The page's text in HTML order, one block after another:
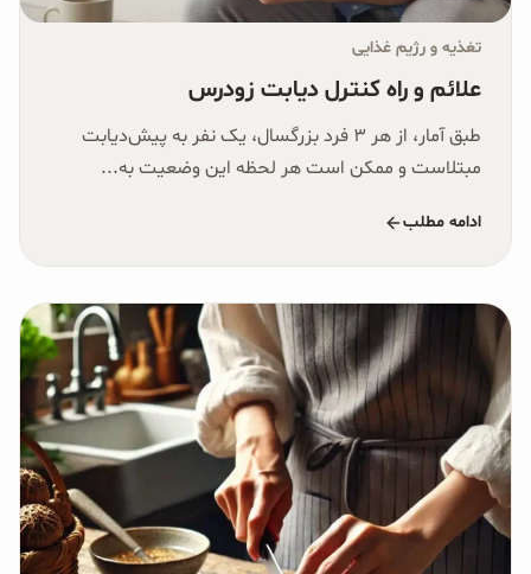
تغذیه و رژیم غذایی
علائم و راه کنترل دیابت زودرس
طبق آمار، از هر ۳ فرد بزرگسال، یک نفر به پیش‌دیابت
مبتلاست و ممکن است هر لحظه این وضعیت به...
ادامه مطلب